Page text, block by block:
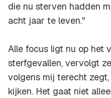
die nu sterven hadden
acht jaar te leven."
Alle focus ligt nu op het
sterfgevallen, vervolgt
volgens mij terecht
kijken. Het gaat niet